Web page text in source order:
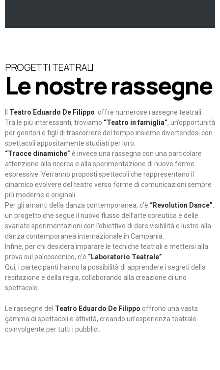
PROGETTI TEATRALI
Le nostre rassegne
Teatro Eduardo De Filippo offre numerose rassegne teatrali.
Tra le più interessanti, troviamo “Teatro in famiglia”, un’opportunità
per genitori e figli di trascorrere del tempo insieme divertendosi con
spettacoli appositamente studiati per loro.
“Tracce dinamiche” è invece una rassegna con una particolare
attenzione alla ricerca e alla sperimentazione di nuove forme
espressive. Verranno proposti spettacoli che rappresentano il
dinamico evolvere del teatro verso forme di comunicazioni sempre
più moderne e originali
Per gli amanti della danza contemporanea, c’è “Revolution Dance”,
un progetto che segue il nuovo flusso dell’arte coreutica e delle
svariate sperimentazioni con l’obiettivo di dare visibilità e lustro alla
danza contemporanea internazionale in Campania.
Infine, per chi desidera imparare le tecniche teatrali e mettersi alla
prova sul palcoscenico, c’è “Laboratorio Teatrale”
Qui, i partecipanti hanno la possibilità di apprendere i segreti della
recitazione e della regia, collaborando alla creazione di uno
spettacolo.
Le rassegne del Teatro Eduardo De Filippo offrono una vasta
gamma di spettacoli e attività, creando un’esperienza teatrale
coinvolgente per tutti i pubblici.